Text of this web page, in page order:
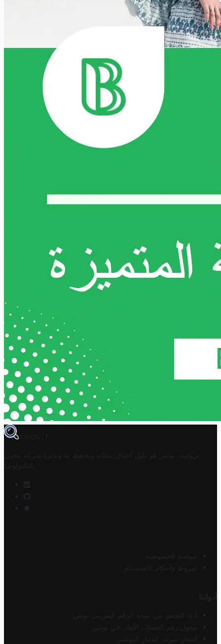
TROVIT
تروفيت تونس هو دليل أعمال تملكه وتحتفظ به وتديره
شركة مخزن
التكنولوجيا
سياسة الخصوصية
شروط وأحكام الاستخدام
أدواتنا
أداة التحقق من صحة الرقم الضريبي تونس
محول رقم الحساب الآيبان في تونس
أسعار صرف الدينار التونسي